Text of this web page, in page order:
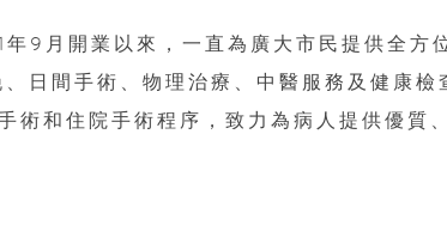
9月開業以來，一直為廣大市民提供全方
日間手術、物理治療、中醫服務及健康檢
術和住院手術程序，致力為病人提供優質